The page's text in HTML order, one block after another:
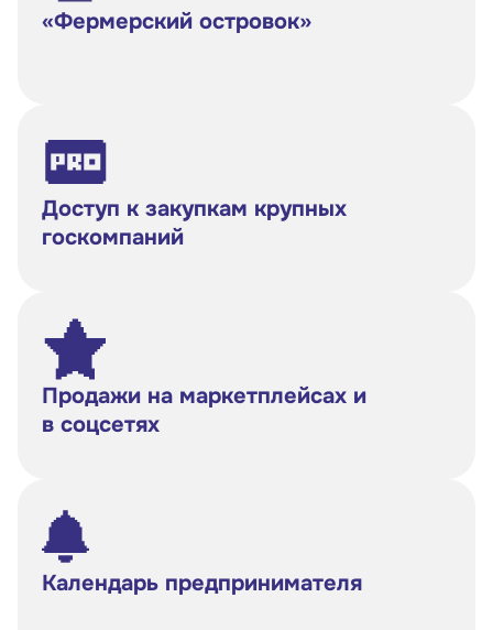
Время работы:
109012, г. Москва, Славянская площадь, д.4,
стр.1
Обратиться в Корпорацию
«Фермерский островок»
Доступ к закупкам крупных
госкомпаний
Продажи на маркетплейсах и
в соцсетях
Календарь предпринимателя